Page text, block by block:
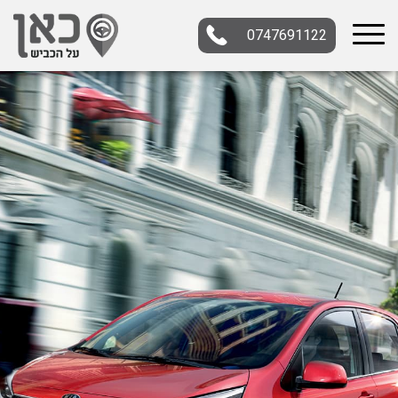
0747691122
בחר תתקטגוריה בחר מיקום
הכל
צפון
מרכז
דרום
במרכז
בצפון
בירושלים
ירושלים
בחיפה